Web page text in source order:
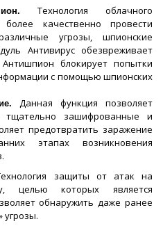
Технология облачного
более качественно провести
угрозы, шпионские
Антивирус обезвреживает
блокирует попытки
с помощью шпионских
Данная функция позволяет
зашифрованные и
предотвратить заражение
этапах возникновения
защиты от атак на
целью которых является
обнаружить даже ранее
угрозы.